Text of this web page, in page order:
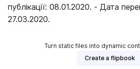
публікації: 08.01.2020. - Дата
27.03.2020.
Turn static files into dynamic
Create a flipbook